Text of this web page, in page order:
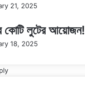
21, 2025
কোটি লুটের আয়োজন!
18, 2025